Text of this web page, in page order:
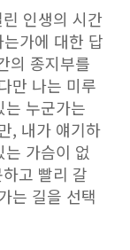
인생의 시간
가에 대한 답
의 종지부를
만 나는 미루
누군가는
, 내가 얘기하
는 가슴이 없
고 빨리 갈
는 길을 선택